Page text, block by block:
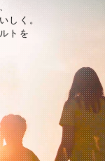
しく。
トを